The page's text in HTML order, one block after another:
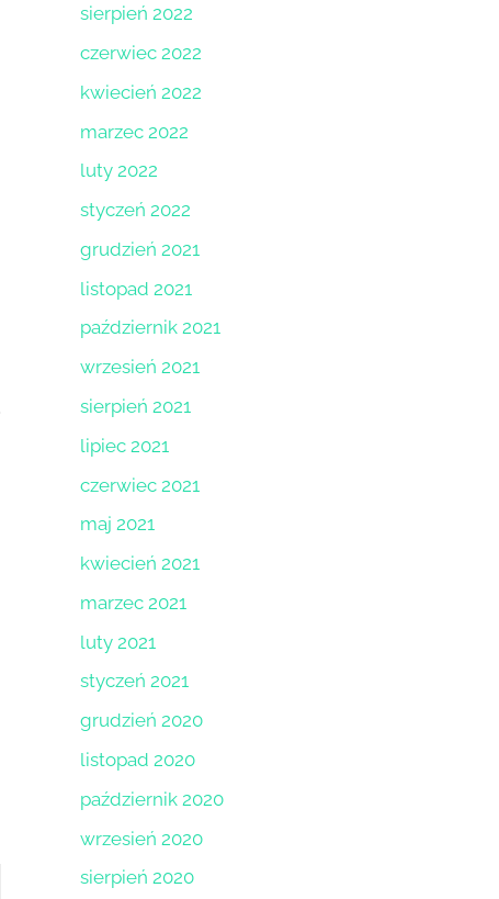
sierpień 2022
czerwiec 2022
kwiecień 2022
marzec 2022
luty 2022
styczeń 2022
grudzień 2021
listopad 2021
październik 2021
wrzesień 2021
sierpień 2021
lipiec 2021
czerwiec 2021
maj 2021
kwiecień 2021
marzec 2021
luty 2021
styczeń 2021
grudzień 2020
listopad 2020
październik 2020
wrzesień 2020
sierpień 2020